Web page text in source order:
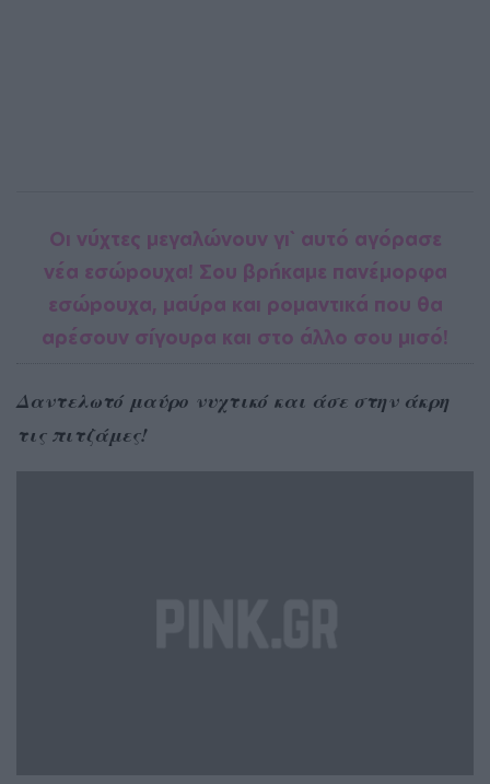
Οι νύχτες μεγαλώνουν γι` αυτό αγόρασε
νέα εσώpoυχα! Σου βρήκαμε πανέμορφα
εσώpoυχα, μαύρα και ρομαντικά που θα
αρέσουν σίγουρα και στο άλλο σου μισό!
Δαντελωτό μαύρο νυχτικό και άσε στην άκρη
τις πιτζάμες!